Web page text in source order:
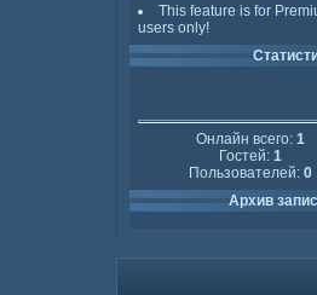
This feature is for
users only!
Онлайн всего: 1
Гостей: 1
Пользователей: 0
Архив